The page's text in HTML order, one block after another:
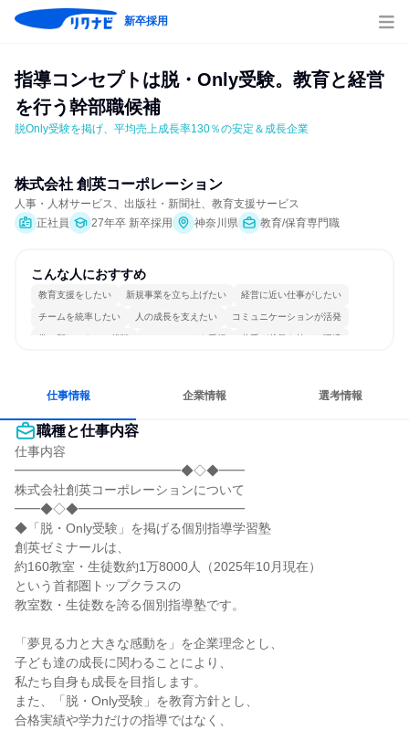
新卒採用
指導コンセプトは脱・Only受験。教育と経営
を行う幹部職候補
脱Only受験を掲げ、平均売上成長率130％の安定＆成長企業
株式会社 創英コーポレーション
人事・人材サービス、出版社・新聞社、教育支援サービス
正社員
27年卒 新卒採用 神奈川県 教育/保育専門職
こんな人におすすめ
教育支援をしたい 新規事業を立ち上げたい 経営に近い仕事がしたい
チームを統率したい 人の成長を支えたい コミュニケーションが活発
常に新しいものに挑戦 チームワークを重視 若手が裁量を持てる環境
仕事情報 企業情報 選考情報
職種と仕事内容
仕事内容
━━━━━━━━━━━━━◆◇◆━━
株式会社創英コーポレーションについて
━━◆◇◆━━━━━━━━━━━━━
◆「脱・Only受験」を掲げる個別指導学習塾
創英ゼミナールは、
約160教室・生徒数約1万8000人（2025年10月現在）
という首都圏トップクラスの
教室数・生徒数を誇る個別指導塾です。
「夢見る力と大きな感動を」を企業理念とし、
子ども達の成長に関わることにより、
私たち自身も成長を目指します。
また、「脱・Only受験」を教育方針とし、
合格実績や学力だけの指導ではなく、